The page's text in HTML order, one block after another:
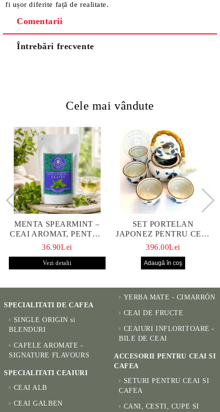
fi ușor diferite față de realitate.
Comentarii
Întrebări frecvente
Cele mai vândute
MENTA SPEARMINT –
CEAI AROMAT, PENTRU
CALM ȘI BENEFIC
36.90Lei
Vezi detalii
SET PORTELAN
JAPONEZ PENTRU CEAI
HANAKO, CEAINIC SI 4
396.00Lei
SPECIALITATI DE CAFEA
SINGLE ORIGIN si
BLENDURI
CAFELE AROMATE -
SIGNATURE FLAVOURS
SPECIALITATI CEAIURI
CEAI ALB
CEAI GALBEN
YERBA MATE - CIMARRÓN
CEAI DE FRUCTE
CEAIURI INFLORITOARE -
BILE DE CEAI
ACCESORII PENTRU CEAI SI
CAFEA
SETURI PENTRU CEAI SI
CAFEA
CANI, CESTI, CUPE SI